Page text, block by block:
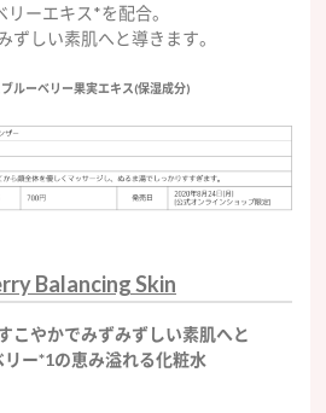
リーエキス*を配合。
ずしい素肌へと導きます。
ルーベリー果実エキス(保湿成分)
Balancing Skin
こやかでみずみずしい素肌へと
ー*1の恵み溢れる化粧水